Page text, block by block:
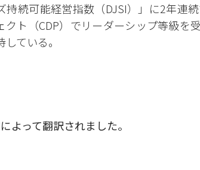
持続可能経営指数（DJSI）」に2年連
クト（CDP）でリーダーシップ等級を
ている。
よって翻訳されました。